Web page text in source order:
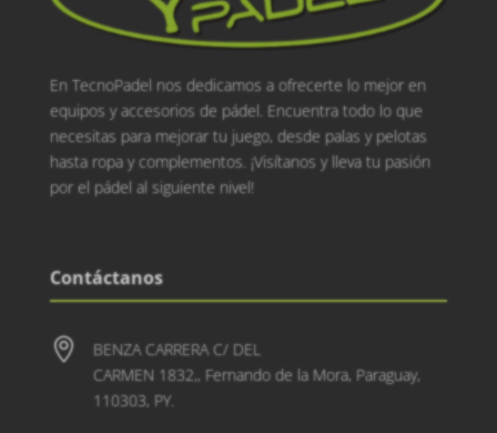
En TecnoPadel nos dedicamos a ofrecerte lo mejor en
equipos y accesorios de pádel. Encuentra todo lo que
necesitas para mejorar tu juego, desde palas y pelotas
hasta ropa y complementos. ¡Visítanos y lleva tu pasión
por el pádel al siguiente nivel!
Contáctanos

BENZA CARRERA C/ DEL
CARMEN 1832,, Fernando de la Mora, Paraguay,
110303, PY.